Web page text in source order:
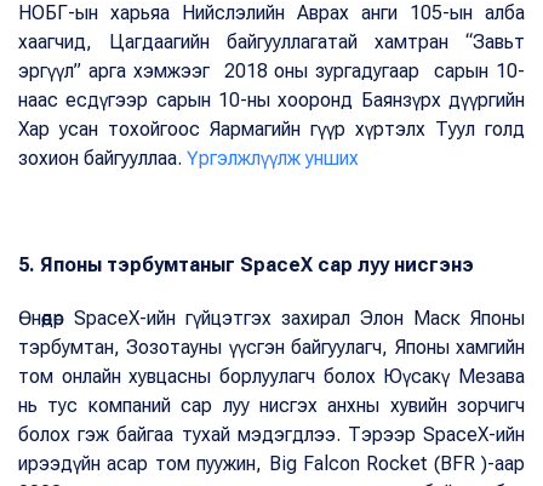
НОБГ-ын харьяа Нийслэлийн Аврах анги 105-ын алба
хаагчид, Цагдаагийн байгууллагатай хамтран “Завьт
эргүүл” арга хэмжээг 2018 оны зургадугаар сарын 10-
наас есдүгээр сарын 10-ны хооронд Баянзүрх дүүргийн
Хар усан тохойгоос Яармагийн гүүр хүртэлх Туул голд
зохион байгууллаа. Үргэлжлүүлж унших
5. Японы тэрбумтаныг SpaceX сар луу нисгэнэ
Өнөөдөр SpaceX-ийн гүйцэтгэх захирал Элон Маск Японы
тэрбумтан, Зозотауны үүсгэн байгуулагч, Японы хамгийн
том онлайн хувцасны борлуулагч болох Юүсакү Мезава
нь тус компаний сар луу нисгэх анхны хувийн зорчигч
болох гэж байгаа тухай мэдэгдлээ. Тэрээр SpaceX-ийн
ирээдүйн асар том пуужин, Big Falcon Rocket (BFR )-аар